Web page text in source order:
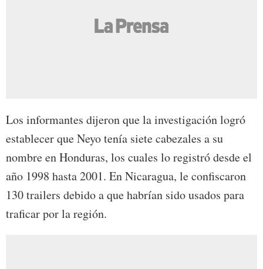
Los informantes dijeron que la investigación logró
establecer que Neyo tenía siete cabezales a su
nombre en Honduras, los cuales lo registró desde el
año 1998 hasta 2001. En Nicaragua, le confiscaron
130 trailers debido a que habrían sido usados para
traficar por la región.